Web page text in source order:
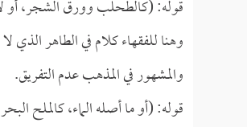
قوله: (كالطحلب وورق الشجر، أو
وهنا للفقهاء كلام في الطاهر
والمشهور في المذهب عدم التفريق.
قوله: (أو ما أصله الماء، كالملح